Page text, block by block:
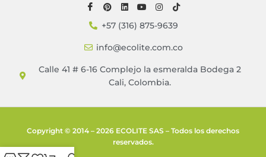
+57 (316) 875-9639
info@ecolite.com.co
Calle 41 # 6-16 Complejo la esmeralda Bodega 2
Cali, Colombia.
Copyright © 2014 – 2026 ECOLITE SAS – Todos los derechos
reservados.